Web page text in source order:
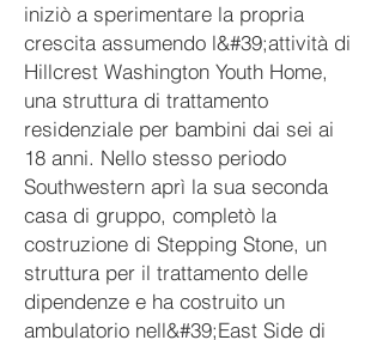
iniziò a sperimentare la propria
crescita assumendo l&#39;attività di
Hillcrest Washington Youth Home,
una struttura di trattamento
residenziale per bambini dai sei ai
18 anni. Nello stesso periodo
Southwestern aprì la sua seconda
casa di gruppo, completò la
costruzione di Stepping Stone, un
struttura per il trattamento delle
dipendenze e ha costruito un
ambulatorio nell&#39;East Side di